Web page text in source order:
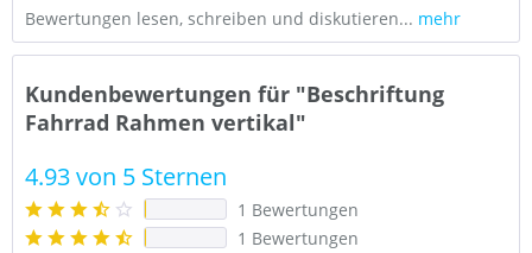
Bewertungen lesen, schreiben und diskutieren... mehr
Kundenbewertungen für "Beschriftung
Fahrrad Rahmen vertikal"
4.93 von 5 Sternen
1 Bewertungen
1 Bewertungen